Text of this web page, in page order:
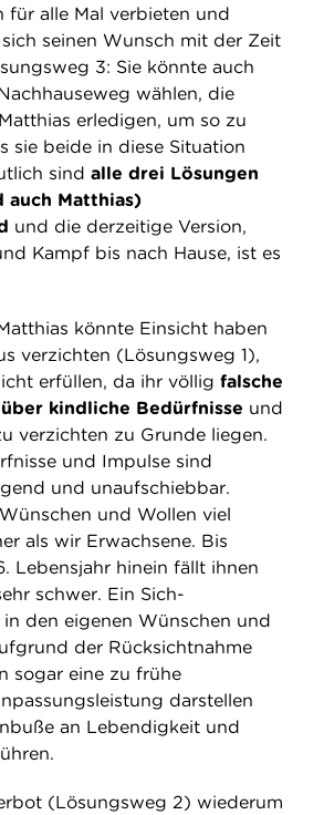
für alle Mal verbieten und
seinen Wunsch mit der Zeit
3: Sie könnte auch
wählen, die
erledigen, um so zu
sie beide in diese Situation
sind alle drei Lösungen
auch Matthias)
und die derzeitige Version,
Kampf bis nach Hause, ist es
könnte Einsicht haben
verzichten (Lösungsweg 1),
erfüllen, da ihr völlig falsche
kindliche Bedürfnisse und
verzichten zu Grunde liegen.
und Impulse sind
und unaufschiebbar.
und Wollen viel
als wir Erwachsene. Bis
Lebensjahr hinein fällt ihnen
schwer. Ein Sich-
den eigenen Wünschen und
der Rücksichtnahme
sogar eine zu frühe
darstellen
an Lebendigkeit und
(Lösungsweg 2) wiederum